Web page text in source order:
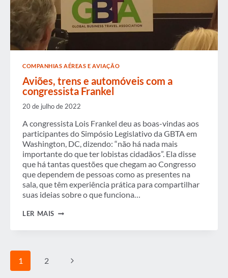
COMPANHIAS AÉREAS E AVIAÇÃO
Aviões, trens e automóveis com a
congressista Frankel
20 de julho de 2022
A congressista Lois Frankel deu as boas-vindas aos
participantes do Simpósio Legislativo da GBTA em
Washington, DC, dizendo: “não há nada mais
importante do que ter lobistas cidadãos”. Ela disse
que há tantas questões que chegam ao Congresso
que dependem de pessoas como as presentes na
sala, que têm experiência prática para compartilhar
suas ideias sobre o que funciona…
LER MAIS AVIÕES,
CONGRESSISTA
Navegação
da
1 2
Página